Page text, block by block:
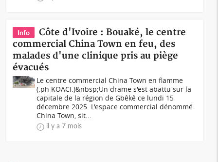
Info
Côte d'Ivoire : Bouaké, le centre
commercial China Town en feu, des
malades d'une clinique pris au piège
évacués
Le centre commercial China Town en flamme
(.ph KOACI.)&nbsp;Un drame s'est abattu sur la
capitale de la région de Gbêkê ce lundi 15
décembre 2025. L'espace commercial dénommé
China Town, sit...
il y a 7 mois